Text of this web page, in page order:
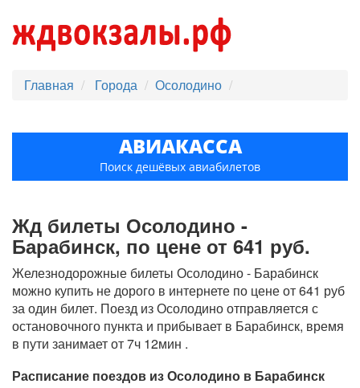
Главная Города Осолодино
АВИАКАССА
Поиск дешёвых авиабилетов
Жд билеты Осолодино -
Барабинск, по цене от 641 руб.
Железнодорожные билеты Осолодино - Барабинск
можно купить не дорого в интернете по цене от 641 руб
за один билет. Поезд из Осолодино отправляется с
остановочного пункта и прибывает в Барабинск, время
в пути занимает от 7ч 12мин .
Расписание поездов из Осолодино в Барабинск